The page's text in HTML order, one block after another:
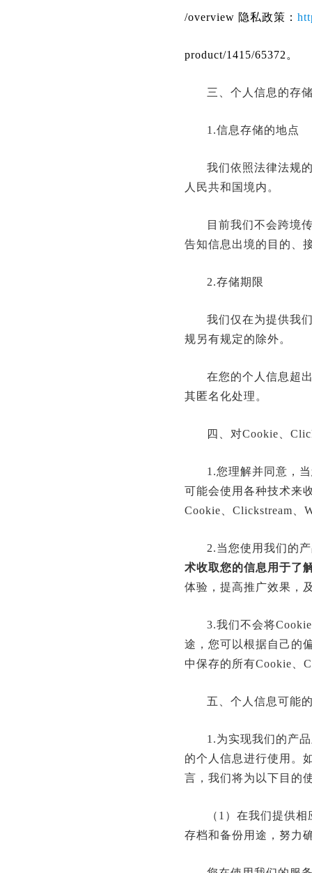
/overview 隐私政策：
product/1415/65372。
三、个人信息的存
1.信息存储的地点
我们依照法律法规
人民共和国境内。
目前我们不会跨境
告知信息出境的目的、
2.存储期限
我们仅在为提供我
规另有规定的除外。
在您的个人信息超
其匿名化处理。
四、对Cookie、
1.您理解并同意，
可能会使用各种技术来
Cookie、Clickstream、
2.当您使用我们的
术收取您的信息用于了
体验，提高推广效果，
3.我们不会将
途，您可以根据自己的
中保存的所有Cookie、
五、个人信息可能
1.为实现我们的产
的个人信息进行使用。
言，我们将为以下目的
（1）在我们提供
存档和备份用途，努力